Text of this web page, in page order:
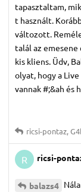
tapasztaltam,
t használt.
változott.
talál az
kis kliens. Üdv,
olyat, hogy a
vannak #;&ah és
ricsi-pontaz,
R ricsi-
balazs4